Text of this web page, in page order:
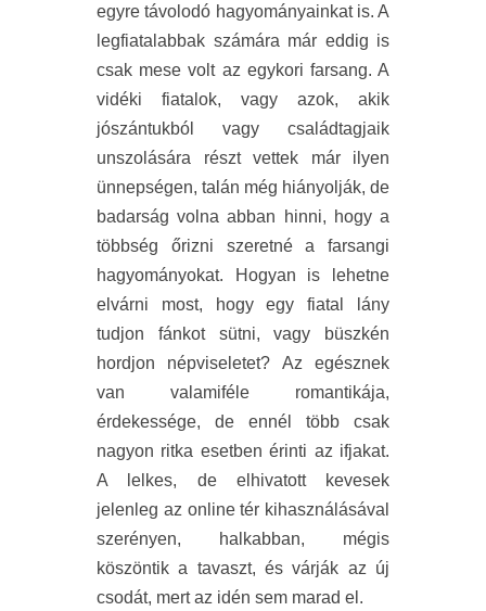
egyre távolodó hagyományainkat is. A
legfiatalabbak számára már eddig is
csak mese volt az egykori farsang. A
vidéki fiatalok, vagy azok, akik
jószántukból vagy családtagjaik
unszolására részt vettek már ilyen
ünnepségen, talán még hiányolják, de
badarság volna abban hinni, hogy a
többség őrizni szeretné a farsangi
hagyományokat. Hogyan is lehetne
elvárni most, hogy egy fiatal lány
tudjon fánkot sütni, vagy büszkén
hordjon népviseletet? Az egésznek
van valamiféle romantikája,
érdekessége, de ennél több csak
nagyon ritka esetben érinti az ifjakat.
A lelkes, de elhivatott kevesek
jelenleg az online tér kihasználásával
szerényen, halkabban, mégis
köszöntik a tavaszt, és várják az új
csodát, mert az idén sem marad el.